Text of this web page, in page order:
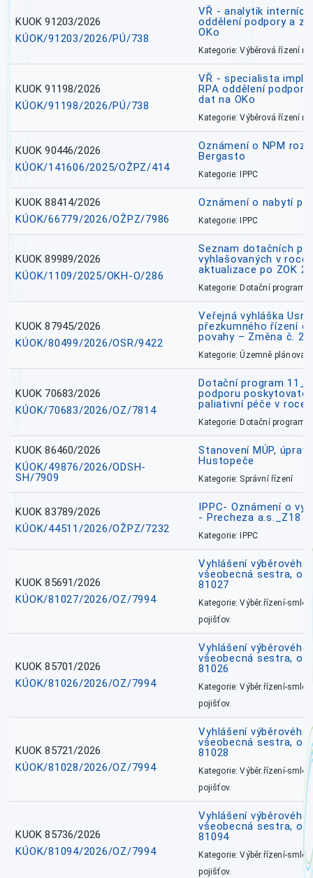
KUOK 91203/2026
KÚOK/91203/2026/PÚ/738
VŘ - analytik
oddělení podpory a
OKo
Kategorie: Výběrová řízení
KUOK 91198/2026
KÚOK/91198/2026/PÚ/738
VŘ - specialista
RPA oddělení
dat na OKo
Kategorie: Výběrová řízení
KUOK 90446/2026
KÚOK/141606/2025/OŽPZ/414
Oznámení o NPM
Bergasto
Kategorie: IPPC
KUOK 88414/2026
KÚOK/66779/2026/OŽPZ/7986
Oznámení o nabytí
Kategorie: IPPC
KUOK 89989/2026
KÚOK/1109/2025/OKH-O/286
Seznam dotačních
vyhlašovaných v roce
aktualizace po ZOK
Kategorie: Dotační
KUOK 87945/2026
KÚOK/80499/2026/OSR/9422
Veřejná vyhláška
přezkumného řízení
povahy – Změna č. 2
Kategorie: Územně
KUOK 70683/2026
KÚOK/70683/2026/OZ/7814
Dotační program
podporu
paliativní péče v roce
Kategorie: Dotační
KUOK 86460/2026
KÚOK/49876/2026/ODSH-
SH/7909
Stanovení MÚP,
Hustopeče
Kategorie: Správní řízení
KUOK 83789/2026
KÚOK/44511/2026/OŽPZ/7232
IPPC- Oznámení o
- Precheza a.s._Z18
Kategorie: IPPC
KUOK 85691/2026
KÚOK/81027/2026/OZ/7994
Vyhlášení
všeobecná sestra,
81027
Kategorie: Výběr.řízení-
pojišťov.
KUOK 85701/2026
KÚOK/81026/2026/OZ/7994
Vyhlášení
všeobecná sestra,
81026
Kategorie: Výběr.řízení-
pojišťov.
KUOK 85721/2026
KÚOK/81028/2026/OZ/7994
Vyhlášení
všeobecná sestra,
81028
Kategorie: Výběr.řízení-
pojišťov.
KUOK 85736/2026
KÚOK/81094/2026/OZ/7994
Vyhlášení
všeobecná sestra,
81094
Kategorie: Výběr.řízení-
pojišťov.